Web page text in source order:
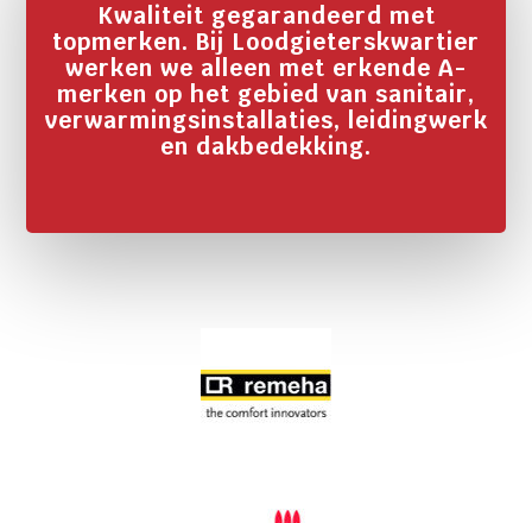
Kwaliteit gegarandeerd met
topmerken. Bij Loodgieterskwartier
werken we alleen met erkende A-
merken op het gebied van sanitair,
verwarmingsinstallaties, leidingwerk
en dakbedekking.